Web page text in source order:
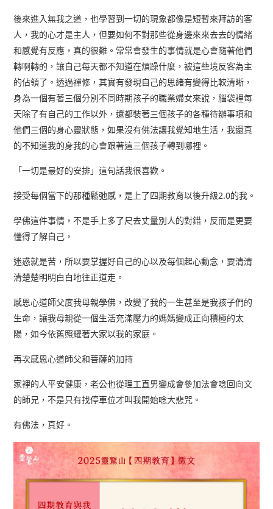
後來進入無我之道，也學習到一切的現象都像是短暫來拜訪的客
人，我的心才是主人，但要如何不對那些從身邊來來去去的情緒
和感覺有反應，真的很難。常常會發生的事情就是心會隨著他們
轉啊轉的，讓自己每天都不知道在煩躁什麼，被這些境反客為主
的佔領了。透過禪修，其實有發現自己的思緒有變得比較清晰，
身為一個有著三個分別不同時期孩子的職業婦女來說，腦袋裡每
天除了有自己的工作以外，還都裝著三個孩子的各種待辦事項和
他們三個的身心靈狀態，如果沒有佛法讓我覺知地生活，我還真
的不知道我的身我的心會跟著這三個孩子轉到哪裡。
「一切是最好的安排」這句話我很喜歡。
接受每個當下的那種鬆弛感，是上了四期教育以後升級2.0的我。
學佛這件事情，不是手上多了尺去丈量別人的對錯，反而是更要
懂得了解自己，
迷惑就是苦，所以要掌握好自己的心以及每個起心動念，要清清
清楚楚明明白白地往正道走。
感恩心道師父度我母親學佛，改變了我的一生甚至是我孩子們的
生命，讓我母親從一個生活充滿壓力的媽媽變成正向積極的太
陽，如今依舊照耀著大家以我的家庭。
再次感恩心道師父和菩薩的加持
家裡的人平安健康，老公也從理工直男變成會參加法會唸回向文
的師兄，不是只有找停車位才叫我開始唸大悲咒。
有佛法，真好。